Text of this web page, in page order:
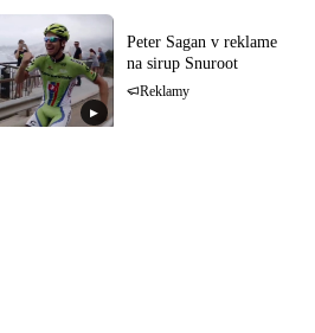
▶
Peter Sagan v reklame
na sirup Snuroot
Reklamy